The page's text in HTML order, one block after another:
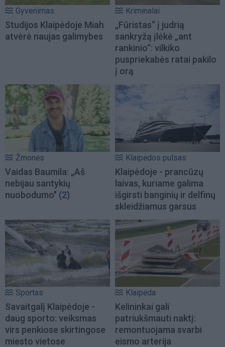
Gyvenimas
Studijos Klaipėdoje Miah
atvėrė naujas galimybes
Kriminalai
„Fūristas“ į judrią
sankryžą įlėkė „ant
rankinio“: vilkiko
puspriekabės ratai pakilo
į orą
Žmonės
Vaidas Baumila: „Aš
nebijau santykių
nuobodumo" (2)
Klaipėdos pulsas
Klaipėdoje - prancūzų
laivas, kuriame galima
išgirsti banginių ir delfinų
skleidžiamus garsus
Sportas
Savaitgalį Klaipėdoje -
daug sporto: veiksmas
virs penkiose skirtingose
miesto vietose
Klaipėda
Kelininkai gali
patriukšmauti naktį:
remontuojama svarbi
eismo arterija